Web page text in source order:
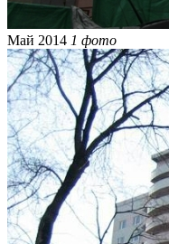
Май 2014 1 фото